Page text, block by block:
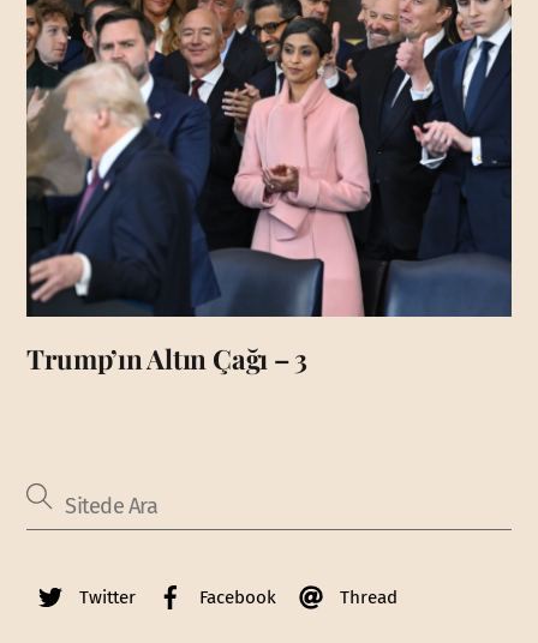
Trump’ın Altın Çağı – 3
Twitter Facebook Thread